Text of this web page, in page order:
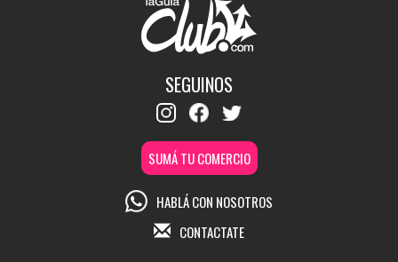
SEGUINOS
SUMÁ TU COMERCIO
HABLÁ CON NOSOTROS
CONTACTATE